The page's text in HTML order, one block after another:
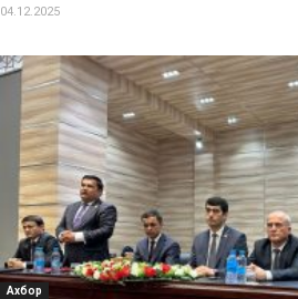
04.12.2025
Ахбор